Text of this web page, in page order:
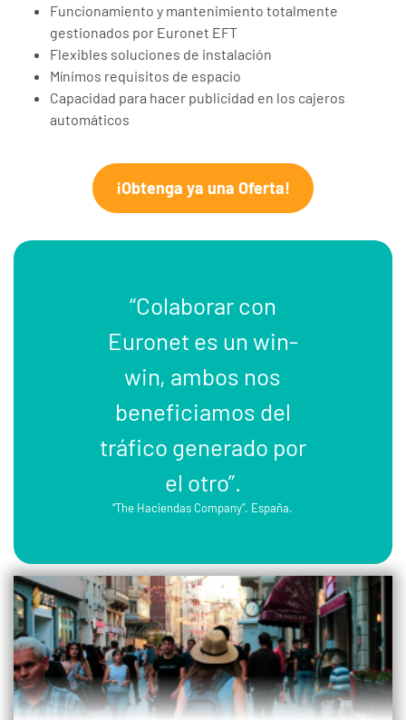
Funcionamiento y mantenimiento totalmente
gestionados por Euronet EFT
Flexibles soluciones de instalación
Mínimos requisitos de espacio
Capacidad para hacer publicidad en los cajeros
automáticos
¡Obtenga ya una Oferta!
“Colaborar con
Euronet es un win-
win, ambos nos
beneficiamos del
tráfico generado por
el otro”.
“The Haciendas Company”. España.